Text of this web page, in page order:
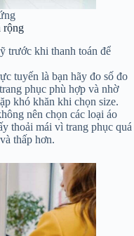
rộng
trước khi thanh toán để
tuyến là bạn hãy đo số đo
phục phù hợp và nhờ
khó khăn khi chọn size.
nên chọn các loại áo
thoải mái vì trang phục quá
thấp hơn.